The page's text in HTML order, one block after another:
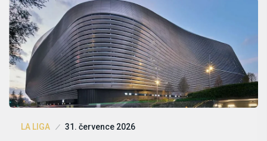
LA LIGA 31. července 2026